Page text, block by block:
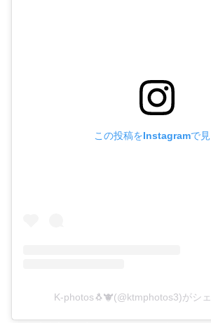
この投稿をInstagramで見
K-photos🐧🐮(@ktmphotos3)がシ